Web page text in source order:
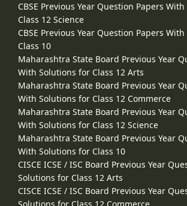
CBSE Previous Year Question Papers
Class 12 Science
CBSE Previous Year Question Papers
Class 10
Maharashtra State Board Previous Year
With Solutions for Class 12 Arts
Maharashtra State Board Previous Year
With Solutions for Class 12 Commerce
Maharashtra State Board Previous Year
With Solutions for Class 12 Science
Maharashtra State Board Previous Year
With Solutions for Class 10
CISCE ICSE / ISC Board Previous Year
Solutions for Class 12 Arts
CISCE ICSE / ISC Board Previous Year